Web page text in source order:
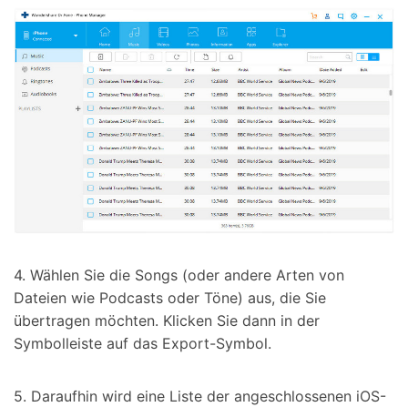
4. Wählen Sie die Songs (oder andere Arten von
Dateien wie Podcasts oder Töne) aus, die Sie
übertragen möchten. Klicken Sie dann in der
Symbolleiste auf das Export-Symbol.
5. Daraufhin wird eine Liste der angeschlossenen iOS-